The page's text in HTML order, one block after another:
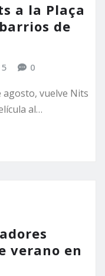
a la Plaça
de
0
vuelve Nits
al…
verano en